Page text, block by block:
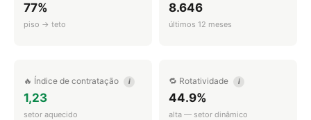
77%
piso → teto
8.646
últimos 12 meses
🔥 Índice de contratação i
1,23
setor aquecido
🔁 Rotatividade i
44.9%
alta — setor dinâmico